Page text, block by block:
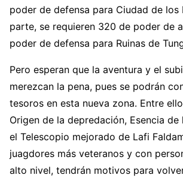
poder de defensa para Ciudad de los
parte, se requieren 320 de poder de
poder de defensa para Ruinas de
Pero esperan que la aventura y el
merezcan la pena, pues se podrán
tesoros en esta nueva zona. Entre
Origen de la depredación, Esencia
el Telescopio mejorado de Lafi
juagdores más veteranos y con
alto nivel, tendrán motivos para